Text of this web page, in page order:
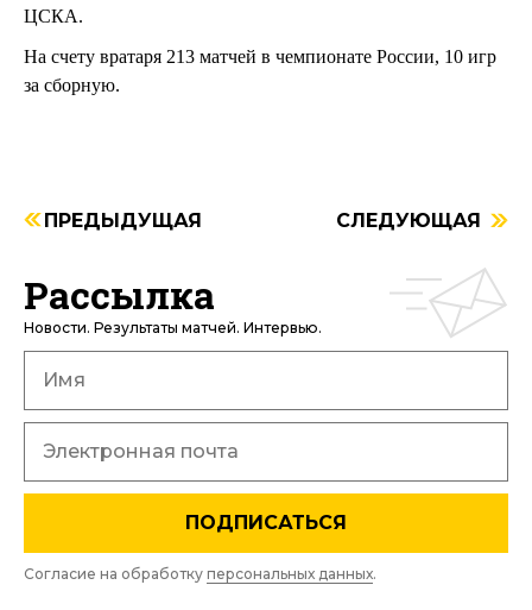
ЦСКА.
На счету вратаря 213 матчей в чемпионате России, 10 игр
за сборную.
ПРЕДЫДУЩАЯ СЛЕДУЮЩАЯ
Рассылка
Новости. Результаты матчей. Интервью.
ПОДПИСАТЬСЯ
Согласие на обработку персональных данных.